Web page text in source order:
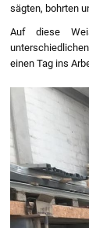
sägten, bohrten
Auf diese
einen Tag ins